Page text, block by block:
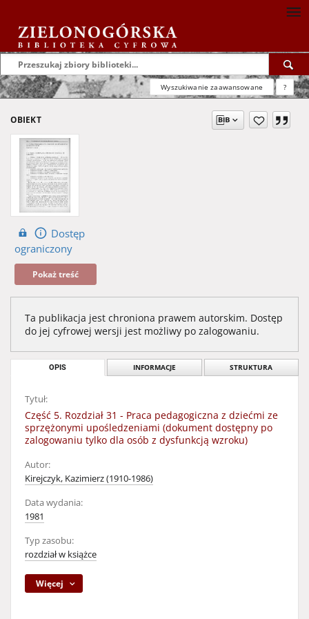
Wyszukiwanie zaawansowane ?
OBIEKT
Dostęp
ograniczony
Pokaż treść
Ta publikacja jest chroniona prawem autorskim. Dostęp
do jej cyfrowej wersji jest możliwy po zalogowaniu.
OPIS INFORMACJE STRUKTURA
Tytuł:
Część 5. Rozdział 31 - Praca pedagogiczna z dziećmi ze
sprzężonymi upośledzeniami (dokument dostępny po
zalogowaniu tylko dla osób z dysfunkcją wzroku)
Autor:
Kirejczyk, Kazimierz (1910-1986)
Data wydania:
1981
Typ zasobu:
rozdział w książce
Więcej